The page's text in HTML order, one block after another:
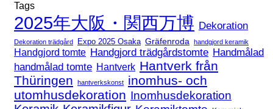
Tags
2025年大阪・関西万博 Dekoration
Dekoration trädgård Expo 2025 Osaka Gräfenroda handgjord keramik
Handgjord tomte Handgjord trädgårdstomte Handmålad
handmålad tomte Hantverk Hantverk från
Thüringen
hantverkskonst
inomhus- och
utomhusdekoration Inomhusdekoration